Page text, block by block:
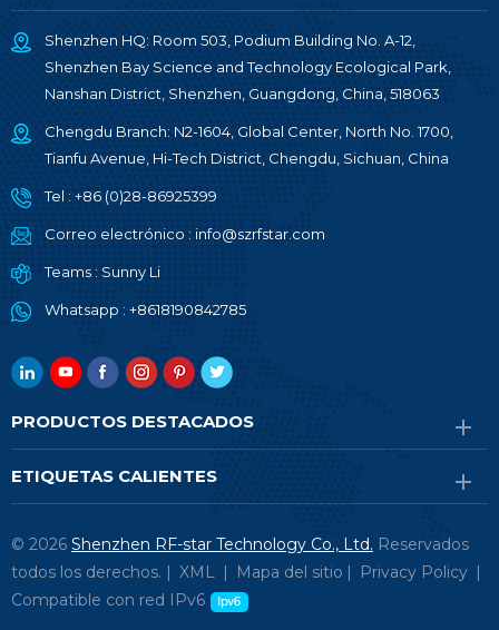
Shenzhen HQ: Room 503, Podium Building No. A-12,
Shenzhen Bay Science and Technology Ecological Park,
Nanshan District, Shenzhen, Guangdong, China, 518063
Chengdu Branch: N2-1604, Global Center, North No. 1700,
Tianfu Avenue, Hi-Tech District, Chengdu, Sichuan, China
Tel : +86 (0)28-86925399
Correo electrónico : info@szrfstar.com
Teams : Sunny Li
Whatsapp : +8618190842785
PRODUCTOS DESTACADOS
ETIQUETAS CALIENTES
© 2026 Shenzhen RF-star Technology Co., Ltd. Reservados
todos los derechos. | XML | Mapa del sitio | Privacy Policy |
Compatible con red IPv6